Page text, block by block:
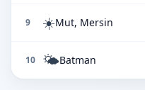
9 ☀️Mut, Mersin
10 🌤️Batman